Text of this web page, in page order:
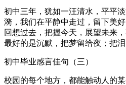
初中三年，犹如一汪清水，平平
漪，我们在平静中走过，留下美
回想过去，把握今天，展望未来
最好的是沉默，把梦留给夜；把
初中毕业感言佳句（三）
校园的每个地方，都能触动人的